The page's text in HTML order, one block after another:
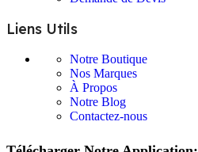
Liens Utils
Notre Boutique
Nos Marques
À Propos
Notre Blog
Contactez-nous